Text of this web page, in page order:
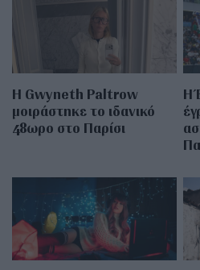
Η Gwyneth Paltrow
μοιράστηκε το ιδανικό
48ωρο στο Παρίσι
Η